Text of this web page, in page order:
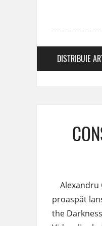
DISTRIBUIE
Alexandru
proaspăt
the